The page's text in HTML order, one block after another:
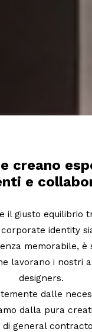
creano
e
il giusto equilibrio
identity
memorabile, è
lavorano i nostri
designers.
dalle
dalla pura
di general